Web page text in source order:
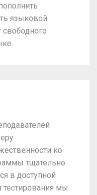
языковой
свободного
ко
тщательно
в доступной
мы